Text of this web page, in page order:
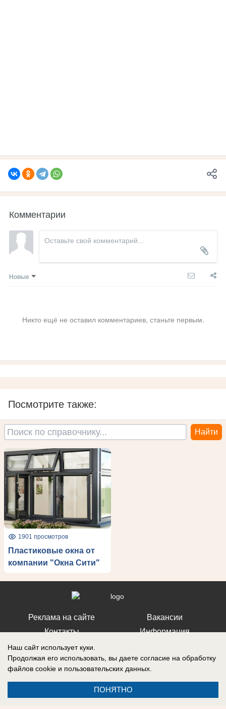
Комментарии
Новые
Никто ещё не оставил комментариев, станьте первым.
Посмотрите также:
1901 просмотров
Пластиковые окна от
компании "Окна Сити"
Реклама на сайте
Контакты
Вакансии
Информация
службой по надзору в сфере связи, информационных технологий и
Наш сайт использует куки.
Продолжая его использовать, вы даете согласие на обработку
файлов cookie и пользовательских данных.
ПОНЯТНО